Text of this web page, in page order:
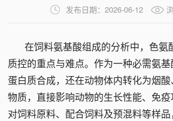
发布日期：2026-06-12
在饲料氨基酸组成的分析中，色氨
质控的重点与难点。作为一种必需氨
蛋白质合成，还在动物体内转化为烟
物质，直接影响动物的生长性能、免
对饲料原料、配合饲料及预混料等样